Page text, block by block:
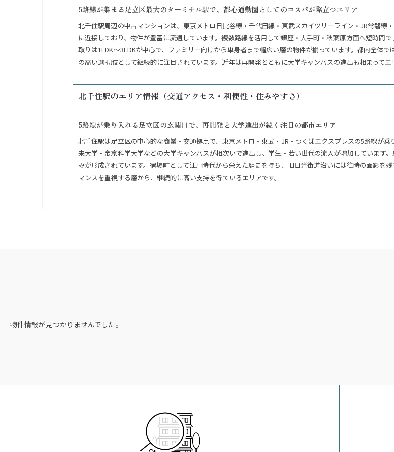
5路線が集まる足立区最大のターミナル駅で、都心通勤圏としてのコスパが際立つエリア
北千住駅周辺の中古マンションは、東京メトロ日比谷線・千代田線・東武スカイツリーライン・JR常磐線
に近接しており、物件が豊富に流通しています。複数路線を活用して銀座・大手町・秋葉原方面へ短時間
取りは1LDK〜3LDKが中心で、ファミリー向けから単身者まで幅広い層の物件が揃っています。都内全体
の高い選択肢として継続的に注目されています。近年は再開発とともに大学キャンパスの進出も相まってエ
北千住駅のエリア情報（交通アクセス・利便性・住みやすさ）
5路線が乗り入れる足立区の玄関口で、再開発と大学進出が続く注目の都市エリア
北千住駅は足立区の中心的な商業・交通拠点で、東京メトロ・東武・JR・つくばエクスプレスの5路線が
来大学・帝京科学大学などの大学キャンパスが相次いで進出し、学生・若い世代の流入が増加しています
みが形成されています。宿場町として江戸時代から栄えた歴史を持ち、旧日光街道沿いには往時の面影を
マンスを重視する層から、継続的に高い支持を得ているエリアです。
物件情報が見つかりませんでした。